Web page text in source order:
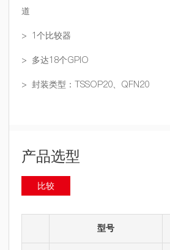
道
> 1个比较器
> 多达18个GPIO
> 封装类型：TSSOP20、QFN20
产品选型
比较
型号